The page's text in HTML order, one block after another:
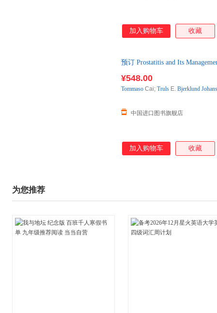
加入购物车 收藏
预订 Prostatitis and Its
¥548.00
中国进口图书旗舰店
Tommaso Cai; Truls E. Bjerklund
加入购物车 收藏
为您推荐